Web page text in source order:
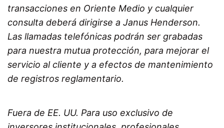
transacciones en Oriente Medio y cualquier
consulta deberá dirigirse a Janus Henderson.
Las llamadas telefónicas podrán ser grabadas
para nuestra mutua protección, para mejorar el
servicio al cliente y a efectos de mantenimiento
de registros reglamentario.
Fuera de EE. UU. Para uso exclusivo de